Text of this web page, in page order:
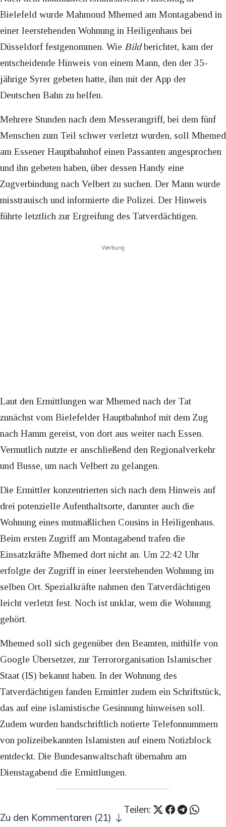
Bielefeld wurde Mahmoud Mhemed am Montagabend in
einer leerstehenden Wohnung in Heiligenhaus bei
Düsseldorf festgenommen. Wie Bildberichtet, kam der
entscheidende Hinweis von einem Mann, den der 35-
jährige Syrer gebeten hatte, ihm mit der App der
Deutschen Bahn zu helfen.
Mehrere Stunden nach dem Messerangriff, bei dem fünf
Menschen zum Teil schwer verletzt wurden, soll Mhemed
am Essener Hauptbahnhof einen Passanten angesprochen
und ihn gebeten haben, über dessen Handy eine
Zugverbindung nach Velbert zu suchen. Der Mann wurde
misstrauisch und informierte die Polizei. Der Hinweis
führte letztlich zur Ergreifung des Tatverdächtigen.
Werbung
Laut den Ermittlungen war Mhemed nach der Tat
zunächst vom Bielefelder Hauptbahnhof mit dem Zug
nach Hamm gereist, von dort aus weiter nach Essen.
Vermutlich nutzte er anschließend den Regionalverkehr
und Busse, um nach Velbert zu gelangen.
Die Ermittler konzentrierten sich nach dem Hinweis auf
drei potenzielle Aufenthaltsorte, darunter auch die
Wohnung eines mutmaßlichen Cousins in Heiligenhaus.
Beim ersten Zugriff am Montagabend trafen die
Einsatzkräfte Mhemed dort nicht an. Um 22:42 Uhr
erfolgte der Zugriff in einer leerstehenden Wohnung im
selben Ort. Spezialkräfte nahmen den Tatverdächtigen
leicht verletzt fest. Noch ist unklar, wem die Wohnung
gehört.
Mhemed soll sich gegenüber den Beamten, mithilfe von
Google Übersetzer, zur Terrororganisation Islamischer
Staat (IS) bekannt haben. In der Wohnung des
Tatverdächtigen fanden Ermittler zudem ein Schriftstück,
das auf eine islamistische Gesinnung hinweisen soll.
Zudem wurden handschriftlich notierte Telefonnummern
von polizeibekannten Islamisten auf einem Notizblock
entdeckt. Die Bundesanwaltschaft übernahm am
Dienstagabend die Ermittlungen.
Teilen:
Zu den Kommentaren (21)